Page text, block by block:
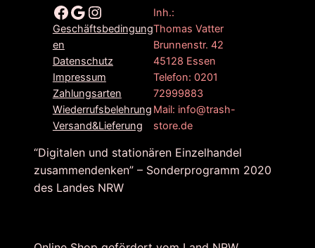
Facebook Google Instagram
Geschäftsbedingung
en
Datenschutz
Impressum
Zahlungsarten
Wiederrufsbelehrung
Versand&Lieferung
Inh.:
Thomas Vatter
Brunnenstr. 42
45128 Essen
Telefon: 0201
72999883
Mail: info@trash-
store.de
“Digitalen und stationären Einzelhandel
zusammendenken” – Sonderprogramm 2020
des Landes NRW